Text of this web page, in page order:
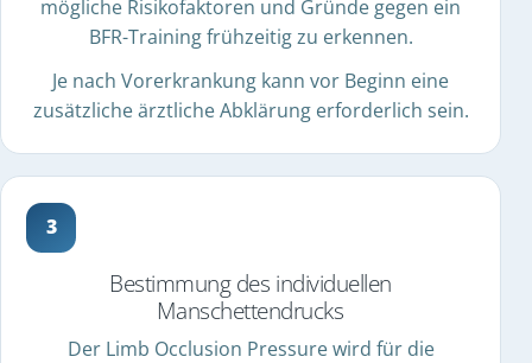
mögliche Risikofaktoren und Gründe gegen ein
BFR-Training frühzeitig zu erkennen.
Je nach Vorerkrankung kann vor Beginn eine
zusätzliche ärztliche Abklärung erforderlich sein.
Bestimmung des individuellen
Manschettendrucks
Der Limb Occlusion Pressure wird für die